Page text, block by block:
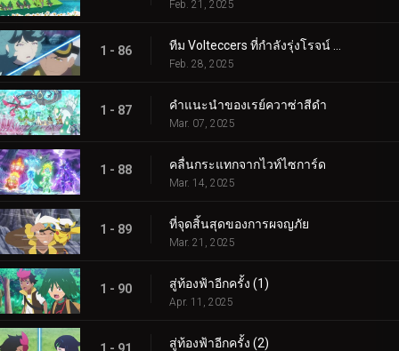
Feb. 21, 2025
1 - 86
Feb. 28, 2025
1 - 87 คำแนะนำของเรย์ควาซ่าสีดำ
Mar. 07, 2025
1 - 88 คลื่นกระแทกจากไวท์ไซการ์ด
Mar. 14, 2025
1 - 89 ที่จุดสิ้นสุดของการผจญภัย
Mar. 21, 2025
1 - 90 สู่ท้องฟ้าอีกครั้ง (1)
Apr. 11, 2025
สู่ท้องฟ้าอีกครั้ง (2)